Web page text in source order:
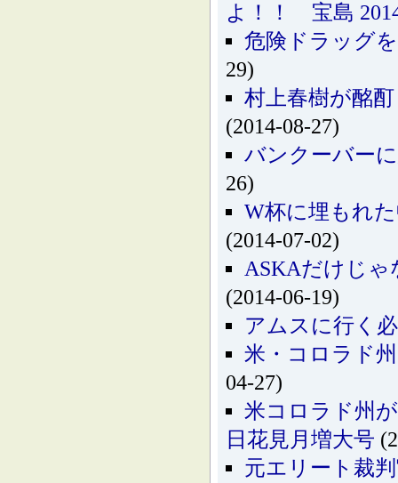
よ！！ 宝島
危険ドラッグ
29)
村上春樹が酩
(2014-08-27)
バンクーバー
26)
W杯に埋もれ
(2014-07-02)
ASKAだけじ
(2014-06-19)
アムスに行く
米・コロラド
04-27)
米コロラド州
日花見月増大号
元エリート裁